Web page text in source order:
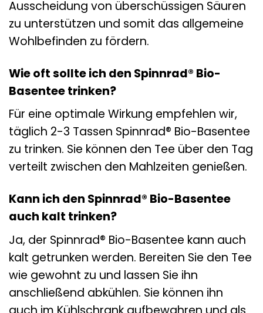
Ausscheidung von überschüssigen Säuren
zu unterstützen und somit das allgemeine
Wohlbefinden zu fördern.
Wie oft sollte ich den Spinnrad® Bio-
Basentee trinken?
Für eine optimale Wirkung empfehlen wir,
täglich 2-3 Tassen Spinnrad® Bio-Basentee
zu trinken. Sie können den Tee über den Tag
verteilt zwischen den Mahlzeiten genießen.
Kann ich den Spinnrad® Bio-Basentee
auch kalt trinken?
Ja, der Spinnrad® Bio-Basentee kann auch
kalt getrunken werden. Bereiten Sie den Tee
wie gewohnt zu und lassen Sie ihn
anschließend abkühlen. Sie können ihn